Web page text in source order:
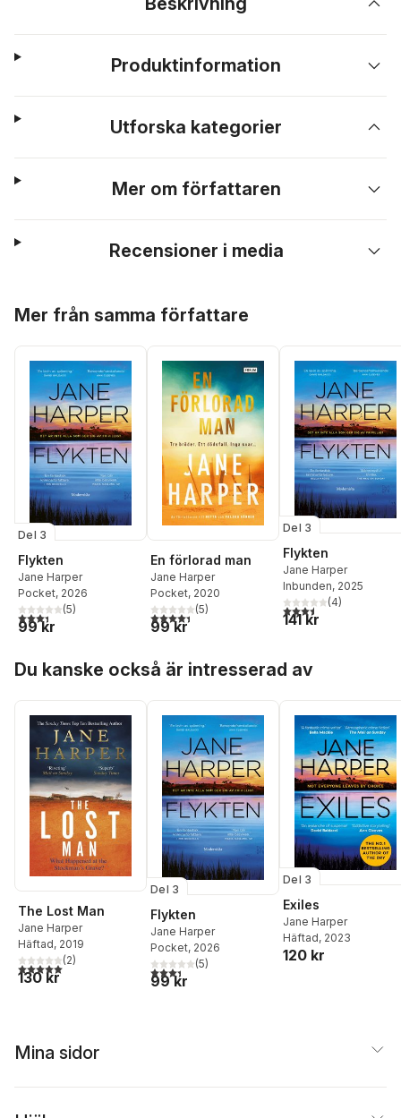
Produktinformation
Utforska kategorier
Mer om författaren
Recensioner i media
Mer från samma författare
Del 3
Flykten
Jane Harper
Pocket, 2026
3,4utav 5 stjärnor. Totalt antal röster:
(5)
99 kr
En förlorad man
Jane Harper
Pocket, 2020
4,4utav 5 stjärnor. Totalt antal röster:
(5)
99 kr
Del 3
Flykten
Jane Harper
Inbunden, 2025
3,5utav 5 stjärnor.
(4)
141 kr
Du kanske också är intresserad av
The Lost Man
Jane Harper
Häftad, 2019
5,0utav 5 stjärnor. Totalt antal röster:
(2)
130 kr
Del 3
Flykten
Jane Harper
Pocket, 2026
3,4utav 5 stjärnor. Totalt antal röster:
(5)
99 kr
Del 3
Exiles
Jane Harper
Häftad, 2023
120 kr
Mina sidor